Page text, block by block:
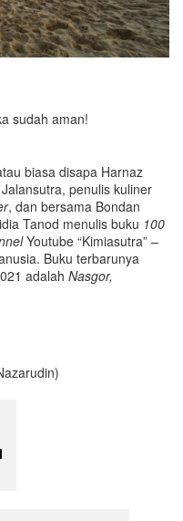
sudah aman!
biasa disapa Harnaz
penulis kuliner
, dan bersama Bondan
Tanod menulis buku 100
Youtube “Kimiasutra” –
Buku terbarunya
adalah Nasgor,